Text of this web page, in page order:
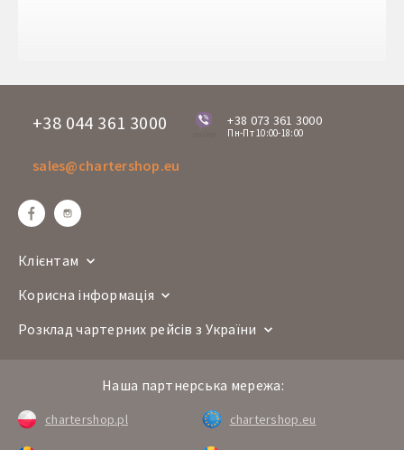
+38 044 361 3000
online
+38 073 361 3000
Пн-Пт 10:00-18:00
sales@chartershop.eu
Клієнтам
Корисна інформація
Розклад чартерних рейсів з України
Наша партнерська мережа:
chartershop.pl chartershop.eu